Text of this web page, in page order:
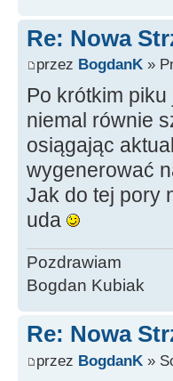
Re: Nowa
przez BogdanK »
Po krótkim
niemal równie
osiągając
wygenerować
Jak do tej pory
uda
Pozdrawiam
Bogdan Kubiak
Re: Nowa
przez BogdanK »